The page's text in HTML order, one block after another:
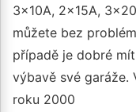
3x10A, 2x15A,
můžete bez
případě je dobré
výbavě své garáže.
roku 2000